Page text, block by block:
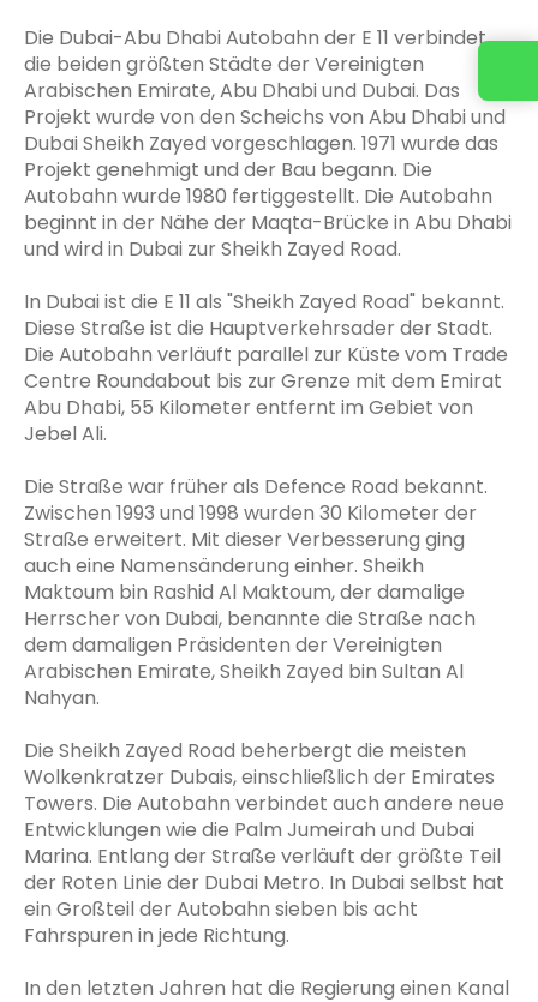
Die Dubai-Abu Dhabi Autobahn der E 11 verbindet
die beiden größten Städte der Vereinigten
Arabischen Emirate, Abu Dhabi und Dubai. Das
Projekt wurde von den Scheichs von Abu Dhabi und
Dubai Sheikh Zayed vorgeschlagen. 1971 wurde das
Projekt genehmigt und der Bau begann. Die
Autobahn wurde 1980 fertiggestellt. Die Autobahn
beginnt in der Nähe der Maqta-Brücke in Abu Dhabi
und wird in Dubai zur Sheikh Zayed Road.
In Dubai ist die E 11 als "Sheikh Zayed Road" bekannt.
Diese Straße ist die Hauptverkehrsader der Stadt.
Die Autobahn verläuft parallel zur Küste vom Trade
Centre Roundabout bis zur Grenze mit dem Emirat
Abu Dhabi, 55 Kilometer entfernt im Gebiet von
Jebel Ali.
Die Straße war früher als Defence Road bekannt.
Zwischen 1993 und 1998 wurden 30 Kilometer der
Straße erweitert. Mit dieser Verbesserung ging
auch eine Namensänderung einher. Sheikh
Maktoum bin Rashid Al Maktoum, der damalige
Herrscher von Dubai, benannte die Straße nach
dem damaligen Präsidenten der Vereinigten
Arabischen Emirate, Sheikh Zayed bin Sultan Al
Nahyan.
Die Sheikh Zayed Road beherbergt die meisten
Wolkenkratzer Dubais, einschließlich der Emirates
Towers. Die Autobahn verbindet auch andere neue
Entwicklungen wie die Palm Jumeirah und Dubai
Marina. Entlang der Straße verläuft der größte Teil
der Roten Linie der Dubai Metro. In Dubai selbst hat
ein Großteil der Autobahn sieben bis acht
Fahrspuren in jede Richtung.
In den letzten Jahren hat die Regierung einen Kanal